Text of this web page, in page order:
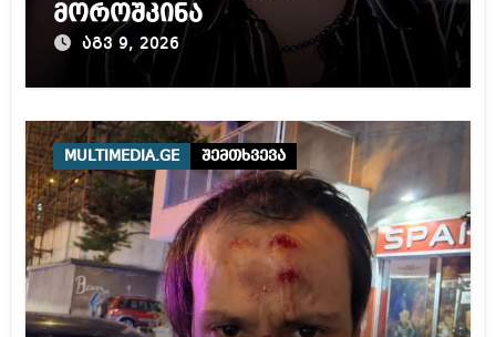
მოროშკინა
აგვ 9, 2026
MULTIMEDIA.GE შემთხვევა